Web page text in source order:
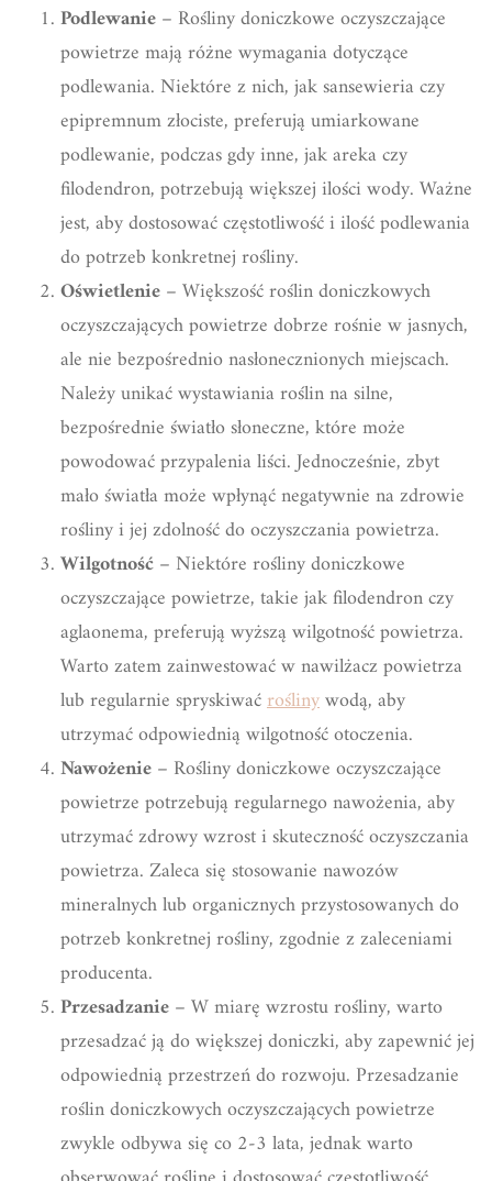
Podlewanie– Rośliny doniczkowe oczyszczające
powietrze mają różne wymagania dotyczące
podlewania. Niektóre z nich, jak sansewieria czy
epipremnum złociste, preferują umiarkowane
podlewanie, podczas gdy inne, jak areka czy
filodendron, potrzebują większej ilości wody. Ważne
jest, aby dostosować częstotliwość i ilość podlewania
do potrzeb konkretnej rośliny.
Oświetlenie– Większość roślin doniczkowych
oczyszczających powietrze dobrze rośnie w jasnych,
ale nie bezpośrednio nasłonecznionych miejscach.
Należy unikać wystawiania roślin na silne,
bezpośrednie światło słoneczne, które może
powodować przypalenia liści. Jednocześnie, zbyt
mało światła może wpłynąć negatywnie na zdrowie
rośliny i jej zdolność do oczyszczania powietrza.
Wilgotność– Niektóre rośliny doniczkowe
oczyszczające powietrze, takie jak filodendron czy
aglaonema, preferują wyższą wilgotność powietrza.
Warto zatem zainwestować w nawilżacz powietrza
lub regularnie spryskiwaćroślinywodą, aby
utrzymać odpowiednią wilgotność otoczenia.
Nawożenie– Rośliny doniczkowe oczyszczające
powietrze potrzebują regularnego nawożenia, aby
utrzymać zdrowy wzrost i skuteczność oczyszczania
powietrza. Zaleca się stosowanie nawozów
mineralnych lub organicznych przystosowanych do
potrzeb konkretnej rośliny, zgodnie z zaleceniami
producenta.
Przesadzanie– W miarę wzrostu rośliny, warto
przesadzać ją do większej doniczki, aby zapewnić jej
odpowiednią przestrzeń do rozwoju. Przesadzanie
roślin doniczkowych oczyszczających powietrze
zwykle odbywa się co 2-3 lata, jednak warto